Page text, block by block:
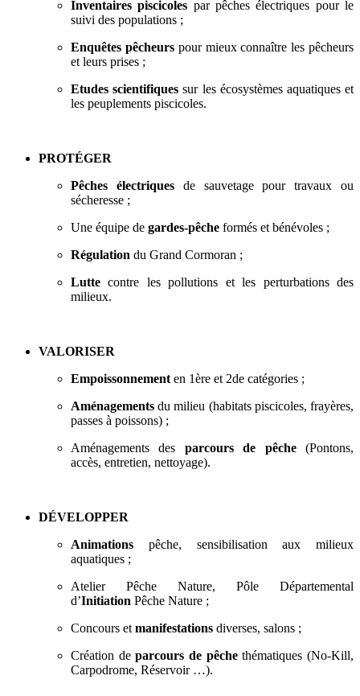
Inventaires piscicoles par pêches électriques pour le
suivi des populations ;
Enquêtes pêcheurs pour mieux connaître les pêcheurs
et leurs prises ;
Etudes scientifiquessur les écosystèmes aquatiques et
les peuplements piscicoles.
PROTÉGER
Pêches électriquesde sauvetage pour travaux ou
sécheresse ;
Une équipe de gardes-pêche formés et bénévoles ;
Régulation du Grand Cormoran ;
Luttecontre les pollutions et les perturbations des
milieux.
VALORISER
Empoissonnement en 1ère et 2de catégories ;
Aménagements du milieu (habitats piscicoles, frayères,
passes à poissons) ;
Aménagements des parcours de pêche(Pontons,
accès, entretien, nettoyage).
DÉVELOPPER
Animations pêche, sensibilisation aux milieux
aquatiques ;
Atelier Pêche Nature, Pôle Départemental
d’Initiation Pêche Nature ;
Concours et manifestations diverses, salons ;
Création deparcours de pêchethématiques (No-Kill,
Carpodrome, Réservoir …).